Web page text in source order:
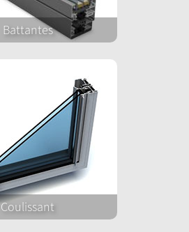
Battantes
Coulissant